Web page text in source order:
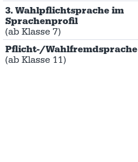
3. Wahlpflichtsprache im
Sprachenprofil
(ab Klasse 7)
Pflicht-/Wahlfremdsprache
(ab Klasse 11)